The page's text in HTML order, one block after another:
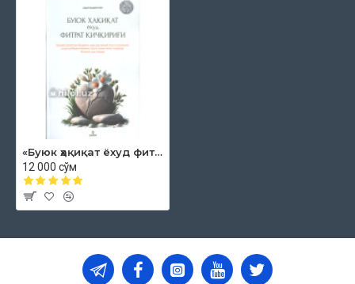
«Буюк ҳақиқат ёхуд фитрат қичқириғи»
12 000 сўм